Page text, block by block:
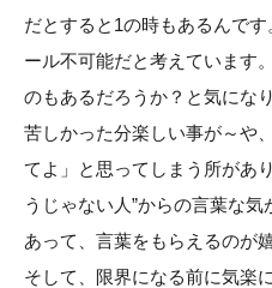
だとすると1の時もあるんで
ール不可能だと考えています
のもあるだろうか？と気にな
苦しかった分楽しい事が～や
てよ」と思ってしまう所があ
うじゃない人”からの言葉な
あって、言葉をもらえるのが
そして、限界になる前に気楽